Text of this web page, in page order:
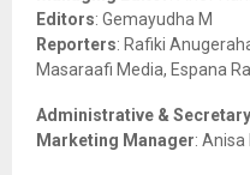
:Editors: Gemayudha M
Reporters: Rafiki
Masaraafi Media, Espana
Administrative & Secretary
Marketing Manager: Anisa